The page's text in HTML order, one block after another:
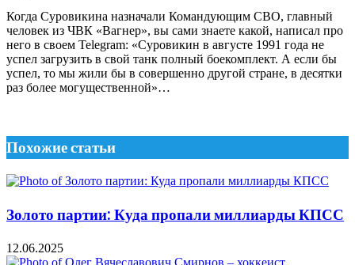
Когда Суровикина назначали Командующим СВО, главный
человек из ЧВК «Вагнер», вы сами знаете какой, написал про
него в своем Telegram: «Суровикин в августе 1991 года не
успел загрузить в свой танк полный боекомплект. А если бы
успел, то мы жили бы в совершенно другой стране, в десятки
раз более могущественной»…
Похожие статьи
Золото партии: Куда пропали миллиарды КПСС
12.06.2025